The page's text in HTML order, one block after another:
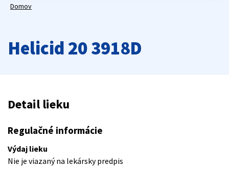
Domov
Helicid 20 3918D
Detail lieku
Regulačné informácie
Výdaj lieku
Nie je viazaný na lekársky predpis